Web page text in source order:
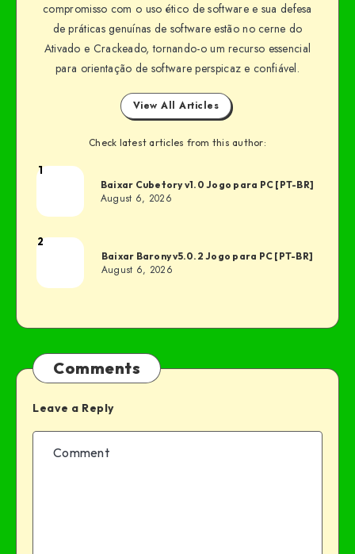
compromisso com o uso ético de software e sua defesa
de práticas genuínas de software estão no cerne do
Ativado e Crackeado, tornando-o um recurso essencial
para orientação de software perspicaz e confiável.
View All Articles
Check latest articles from this author:
1
Baixar Cubetory v1.0 Jogo para PC [PT-BR]
August 6, 2026
2
Baixar Barony v5.0.2 Jogo para PC [PT-BR]
August 6, 2026
Comments
Leave a Reply